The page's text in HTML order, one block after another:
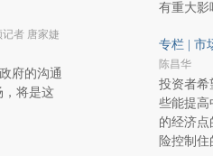
者 唐家婕
府的沟通
，将是这
有重大影
专栏 | 市
陈昌华
投资者希
些能提高
的经济
险控制住